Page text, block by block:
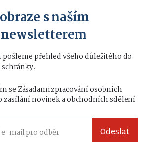
s naším
pošleme přehled všeho důležitého do
seZásadami zpracování osobních
zasílání novinek a obchodních sdělení
Odeslat